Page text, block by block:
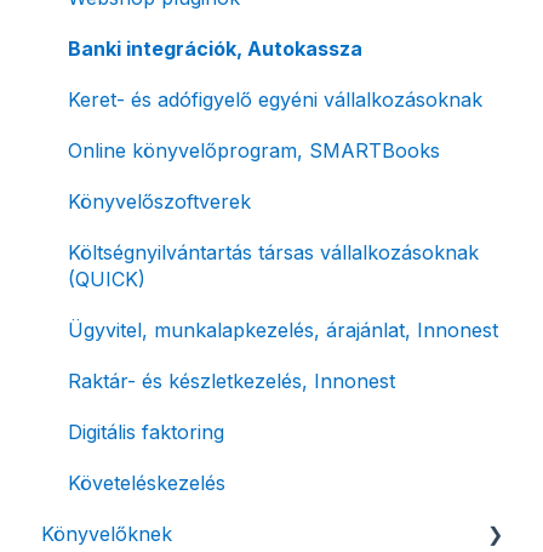
Tömeges-, és csoportos műveletek
Megbízott számlakibocsátás / Önszámlázás
Online fizetési megoldások
Archiválás
Postai szolgáltatás
E-számla
Nyugta / e-nyugta
Devizás és idegen nyelvű számlázás
Számla piszkozat
Ismétlődő számlázás
Banki integrációk, Autokassza
Keret- és adófigyelő egyéni vállalkozásoknak
Online könyvelőprogram, SMARTBooks
Könyvelőszoftverek
Költségnyilvántartás társas vállalkozásoknak
(QUICK)
Ügyvitel, munkalapkezelés, árajánlat, Innonest
Raktár- és készletkezelés, Innonest
Digitális faktoring
Követeléskezelés
Könyvelőknek